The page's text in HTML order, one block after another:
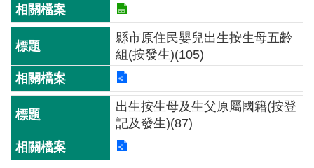
交
流
首
頁
站
導
縣市原住民嬰兒出生按生母五齡
組(按發生)(105)
出生按生母及生父原屬國籍(按登
記及發生)(87)